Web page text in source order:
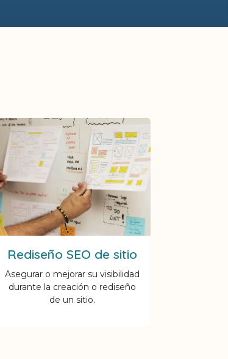
Rediseño SEO de sitio
Asegurar o mejorar su visibilidad
durante la creación o rediseño
de un sitio.